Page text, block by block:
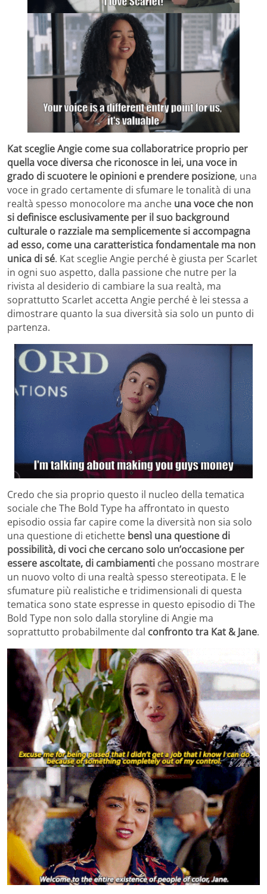
Kat sceglie Angie come sua collaboratrice proprio per
quella voce diversa che riconosce in lei, una voce in
grado di scuotere le opinioni e prendere posizione, una
voce in grado certamente di sfumare le tonalità di una
realtà spesso monocolore ma anche una voce che non
si definisce esclusivamente per il suo background
culturale o razziale ma semplicemente si accompagna
ad esso, come una caratteristica fondamentale ma non
unica di sé. Kat sceglie Angie perché è giusta per Scarlet
in ogni suo aspetto, dalla passione che nutre per la
rivista al desiderio di cambiare la sua realtà, ma
soprattutto Scarlet accetta Angie perché è lei stessa a
dimostrare quanto la sua diversità sia solo un punto di
partenza.
Credo che sia proprio questo il nucleo della tematica
sociale che The Bold Type ha affrontato in questo
episodio ossia far capire come la diversità non sia solo
una questione di etichette bensì una questione di
possibilità, di voci che cercano solo un’occasione per
essere ascoltate, di cambiamenti che possano mostrare
un nuovo volto di una realtà spesso stereotipata. E le
sfumature più realistiche e tridimensionali di questa
tematica sono state espresse in questo episodio di The
Bold Type non solo dalla storyline di Angie ma
soprattutto probabilmente dal confronto tra Kat & Jane.